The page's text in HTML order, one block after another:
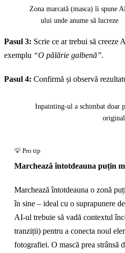
Zona marcată (masca) îi spune
ului unde anume să lucreze
Pasul 3: Scrie ce ar trebui să creeze
exemplu “O pălărie galbenă”.
Pasul 4: Confirmă și observă
Înainte După
Inpainting-ul a schimbat doar
original
Marchează întotdeauna puțin
Marchează întotdeauna o zonă
în sine – ideal cu o suprapunere
AI-ul trebuie să vadă contextul
tranziții) pentru a conecta noul
fotografiei. O mască prea strânsă